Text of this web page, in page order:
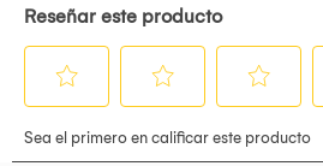
• Material: Acrilico
• Codigo: CO30395